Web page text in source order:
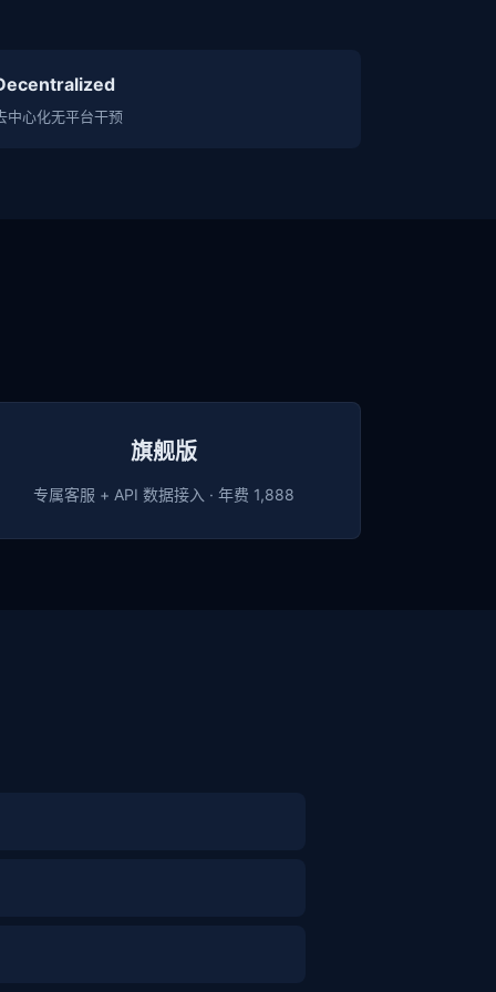
中心化无平台干预
旗舰版
专属客服 + API 数据接入 · 年费 1,888